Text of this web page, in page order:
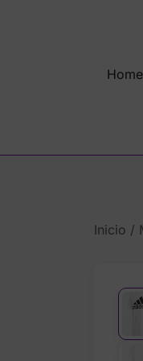
Home
Inicio /